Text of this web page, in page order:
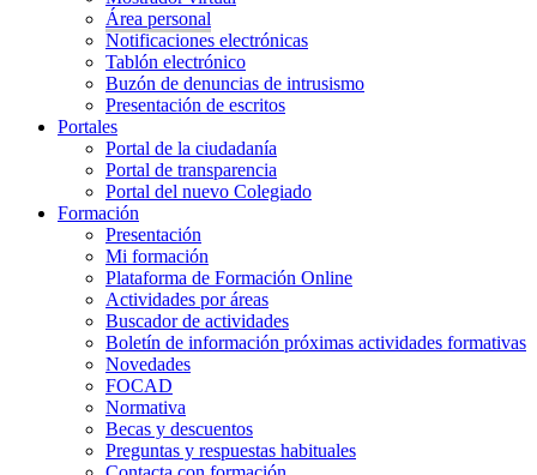
Área personal
Notificaciones electrónicas
Tablón electrónico
Buzón de denuncias de intrusismo
Presentación de escritos
Portales
Portal de la ciudadanía
Portal de transparencia
Portal del nuevo Colegiado
Formación
Presentación
Mi formación
Plataforma de Formación Online
Actividades por áreas
Buscador de actividades
Boletín de información próximas actividades formativas
Novedades
FOCAD
Normativa
Becas y descuentos
Preguntas y respuestas habituales